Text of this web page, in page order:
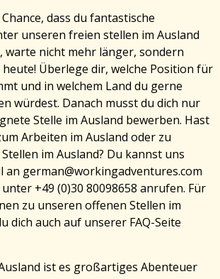
dass du fantastische
unseren freien stellen im Ausland
warte nicht mehr länger, sondern
Überlege dir, welche Position für
und in welchem Land du gerne
würdest. Danach musst du dich nur
Stelle im Ausland bewerben. Hast
Arbeiten im Ausland oder zu
im Ausland? Du kannst uns
an german@workingadventures.com
+49 (0)30 80098658 anrufen. Für
zu unseren offenen Stellen im
dich auch auf unserer FAQ-Seite
ist es großartiges Abenteuer